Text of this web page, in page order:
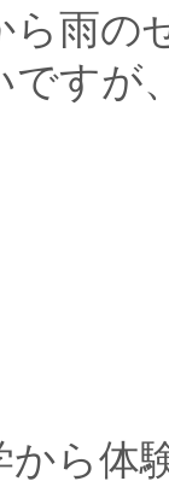
ら雨の
ですが
から体